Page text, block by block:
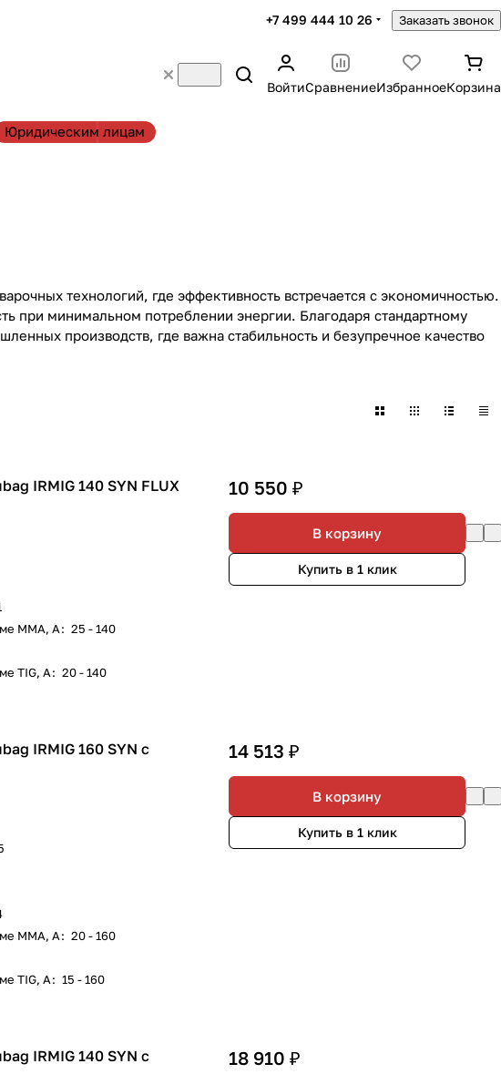
+7 499 444 10 26 Заказать звонок
ВойтиСравнениеИзбранноеКорзина
Юридическим лицам
технологий, где эффективность встречается с экономичностью.
при минимальном потреблении энергии. Благодаря стандартному
производств, где важна стабильность и безупречное качество
IRMIG 140 SYN FLUX
ММА, А: 25 - 140
TIG, А: 20 - 140
10 550 ₽
В корзину
Купить в 1 клик
IRMIG 160 SYN с
ММА, А: 20 - 160
TIG, А: 15 - 160
14 513 ₽
В корзину
Купить в 1 клик
IRMIG 140 SYN с
18 910 ₽